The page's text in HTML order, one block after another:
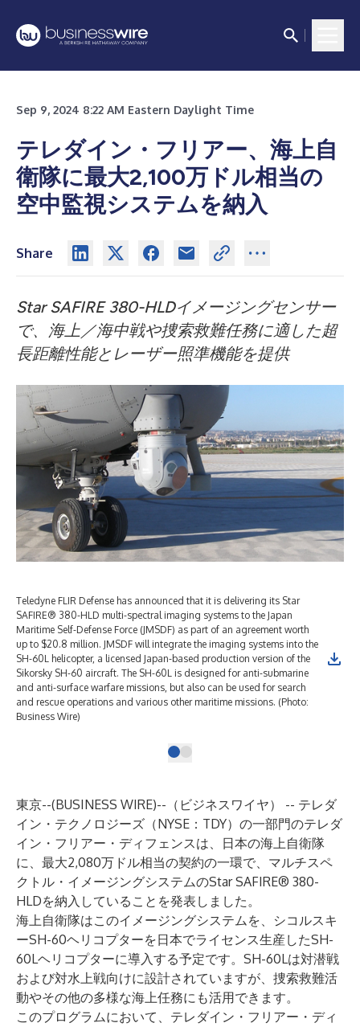
Sep 9, 2024 8:22 AM Eastern Daylight Time
テレダイン・フリアー、海上自
衛隊に最大2,100万ドル相当の
空中監視システムを納入
Share
Star SAFIRE 380-HLDイメージングセンサー
で、海上／海中戦や捜索救難任務に適した超
長距離性能とレーザー照準機能を提供
Teledyne FLIR Defense has announced that it is delivering its Star
SAFIRE® 380-HLD multi-spectral imaging systems to the Japan
Maritime Self-Defense Force (JMSDF) as part of an agreement worth
up to $20.8 million. JMSDF will integrate the imaging systems into the
SH-60L helicopter, a licensed Japan-based production version of the
Sikorsky SH-60 aircraft. The SH-60L is designed for anti-submarine
and anti-surface warfare missions, but also can be used for search
and rescue operations and various other maritime missions. (Photo:
Business Wire)
東京--(BUSINESS WIRE)-- （ビジネスワイヤ） -- テレダ
イン・テクノロジーズ（NYSE：TDY）の一部門のテレダ
イン・フリアー・ディフェンスは、日本の海上自衛隊
に、最大2,080万ドル相当の契約の一環で、マルチスペ
クトル・イメージングシステムのStar SAFIRE® 380-
HLDを納入していることを発表しました。
海上自衛隊はこのイメージングシステムを、シコルスキ
ーSH-60ヘリコプターを日本でライセンス生産したSH-
60Lヘリコプターに導入する予定です。SH-60Lは対潜戦
および対水上戦向けに設計されていますが、捜索救難活
動やその他の多様な海上任務にも活用できます。
このプログラムにおいて、テレダイン・フリアー・ディ